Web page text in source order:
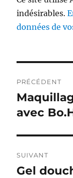
indésirables.
données de
de
l’article
PRÉCÉDENT
Publication
précédente :
avec
SUIVANT
Publication
Gel